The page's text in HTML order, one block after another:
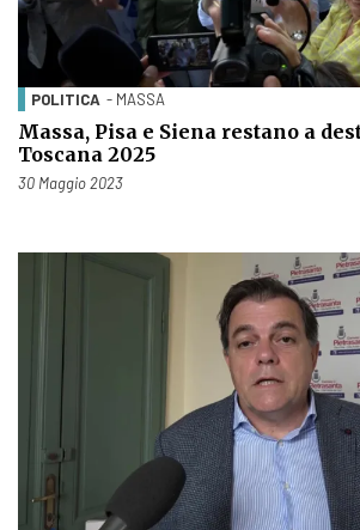
POLITICA - MASSA
Massa, Pisa e Siena restano a
Toscana 2025
Pubblicato il
30 Maggio 2023